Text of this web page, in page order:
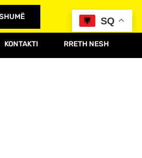
KONTAKTI RRETH NESH
SQ